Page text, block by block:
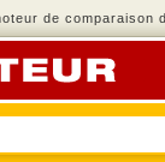
de comparaison